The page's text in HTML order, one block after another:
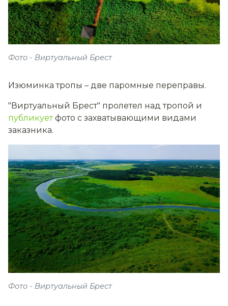
Фото - Виртуальный Брест
Изюминка тропы – две паромные переправы.
"Виртуальный Брест" пролетел над тропой и
публикуетфото с захватывающими видами
заказника.
Фото - Виртуальный Брест